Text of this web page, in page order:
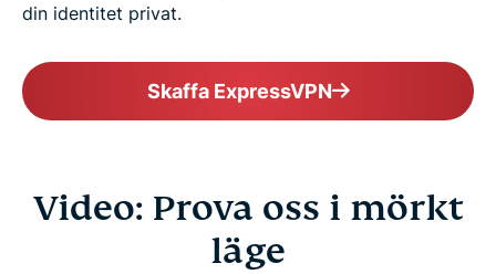
din identitet privat.
Skaffa ExpressVPN
Video: Prova oss i mörkt
läge